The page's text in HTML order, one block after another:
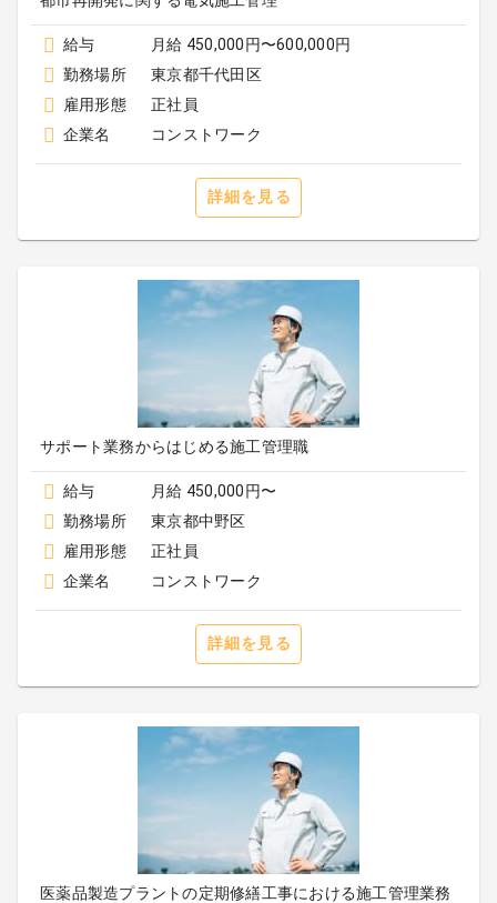
給与
月給 450,000円〜600,000円
勤務場所
東京都千代田区
雇用形態
正社員
企業名
コンストワーク
詳細を見る
サポート業務からはじめる施工管理職
給与
月給 450,000円〜
勤務場所
東京都中野区
雇用形態
正社員
企業名
コンストワーク
詳細を見る
医薬品製造プラントの定期修繕工事における施工管理業務